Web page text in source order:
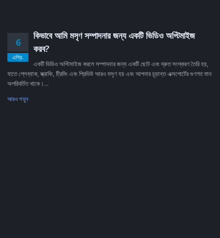
6
এপ্রি.
কিভাবে আমি মসৃণ সম্পাদনার জন্য একটি ভিডিও অপ্টিমাইজ
করব?
একটি ভিডিও অপ্টিমাইজ করলে সম্পাদনার জন্য একটি ছোট এবং দ্রুত সংস্করণ তৈরি হয়,
যাতে প্লেব্যাক, স্ক্রাবিং, ট্রিমিং এবং প্রিভিউ আরও মসৃণ হয় এবং আপনার চূড়ান্ত এক্সপোর্টের গুণগত মান
অপরিবর্তিত থাকে।...
আরও পড়ুন